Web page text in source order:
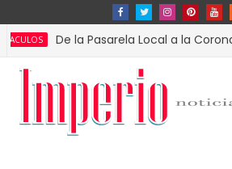
De la Pasarela Local a la Corona